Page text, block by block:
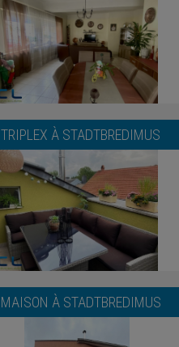
TRIPLEX À STADTBREDIMUS
MAISON À STADTBREDIMUS